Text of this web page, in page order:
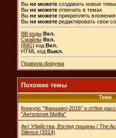
Вы не можете создавать новые темы
Вы не можете отвечать в темах
Вы не можете прикреплять вложения
Вы не можете редактировать свои
BB коды Вкл.
Смайлы Вкл.
[IMG] код Вкл.
HTML код Выкл.
Правила форума
Похожие темы
Тема
Конкурс "Фаншико-2016" и отбор
"Антология МиФа"
Акт Убийства, Взгляд тишины / The
Silence (2014)